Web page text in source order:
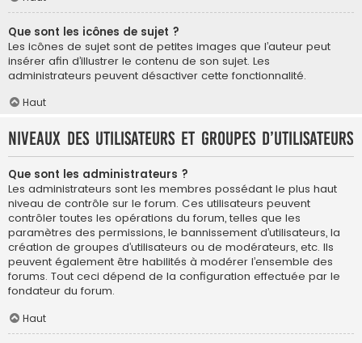
Que sont les icônes de sujet ?
Les icônes de sujet sont de petites images que l’auteur peut
insérer afin d’illustrer le contenu de son sujet. Les
administrateurs peuvent désactiver cette fonctionnalité.
Haut
Niveaux des utilisateurs et groupes d’utilisateurs
Que sont les administrateurs ?
Les administrateurs sont les membres possédant le plus haut
niveau de contrôle sur le forum. Ces utilisateurs peuvent
contrôler toutes les opérations du forum, telles que les
paramètres des permissions, le bannissement d’utilisateurs, la
création de groupes d’utilisateurs ou de modérateurs, etc. Ils
peuvent également être habilités à modérer l’ensemble des
forums. Tout ceci dépend de la configuration effectuée par le
fondateur du forum.
Haut